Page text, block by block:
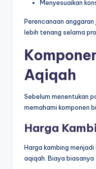
Menyesuaikan
Perencanaan
lebih tenang selama
Aqiqah
Sebelum menentukan
memahami komponen
Harga
Harga kambing
aqiqah. Biaya biasanya